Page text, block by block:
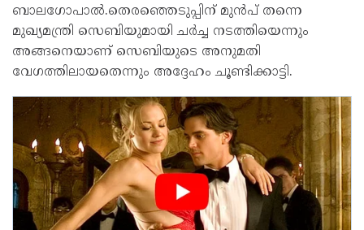
ബാലഗോപാൽ.തെരഞ്ഞെടുപ്പിന് മുൻപ് തന്നെ
മുഖ‍്യമന്ത്രി സെബിയുമായി ചർച്ച നടത്തിയെന്നും
അങ്ങനെയാണ് സെബിയുടെ അനുമതി
വേഗത്തിലായതെന്നും അദ്ദേഹം ചൂണ്ടിക്കാട്ടി.